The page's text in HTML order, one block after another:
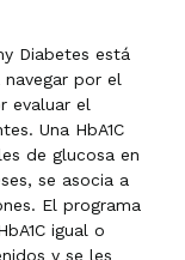
Diabetes está
por el
evaluar el
Una HbA1C
de glucosa en
se asocia a
El programa
igual o
y se les